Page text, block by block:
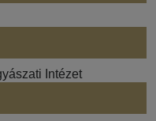
Intézet